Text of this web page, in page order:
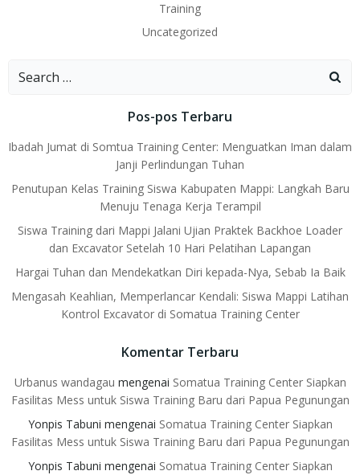
Training
Uncategorized
Search
Pos-pos Terbaru
Ibadah Jumat di Somtua Training Center: Menguatkan Iman dalam
Janji Perlindungan Tuhan
Penutupan Kelas Training Siswa Kabupaten Mappi: Langkah Baru
Menuju Tenaga Kerja Terampil
Siswa Training dari Mappi Jalani Ujian Praktek Backhoe Loader
dan Excavator Setelah 10 Hari Pelatihan Lapangan
Hargai Tuhan dan Mendekatkan Diri kepada-Nya, Sebab Ia Baik
Mengasah Keahlian, Memperlancar Kendali: Siswa Mappi Latihan
Kontrol Excavator di Somatua Training Center
Komentar Terbaru
Urbanus wandagau mengenai Somatua Training Center Siapkan
Fasilitas Mess untuk Siswa Training Baru dari Papua Pegunungan
Yonpis Tabuni mengenai Somatua Training Center Siapkan
Fasilitas Mess untuk Siswa Training Baru dari Papua Pegunungan
Yonpis Tabuni mengenai Somatua Training Center Siapkan